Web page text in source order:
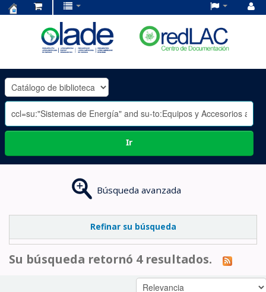
OLADE
-
Ir
Búsqueda avanzada
Refinar su búsqueda
Su búsqueda retornó 4 resultados.